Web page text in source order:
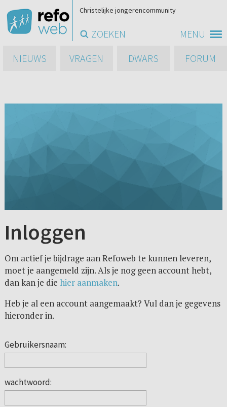
MENU
Christelijke jongerencommunity
ZOEKEN
NIEUWS
VRAGEN DWARS FORUM
Inloggen
Om actief je bijdrage aan Refoweb te kunnen leveren,
moet je aangemeld zijn. Als je nog geen account hebt,
dan kan je die hier aanmaken.
Heb je al een account aangemaakt? Vul dan je gegevens
hieronder in.
Gebruikersnaam:
wachtwoord: